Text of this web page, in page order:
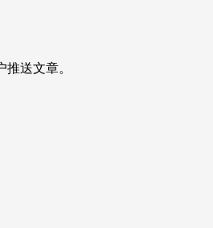
送文章。